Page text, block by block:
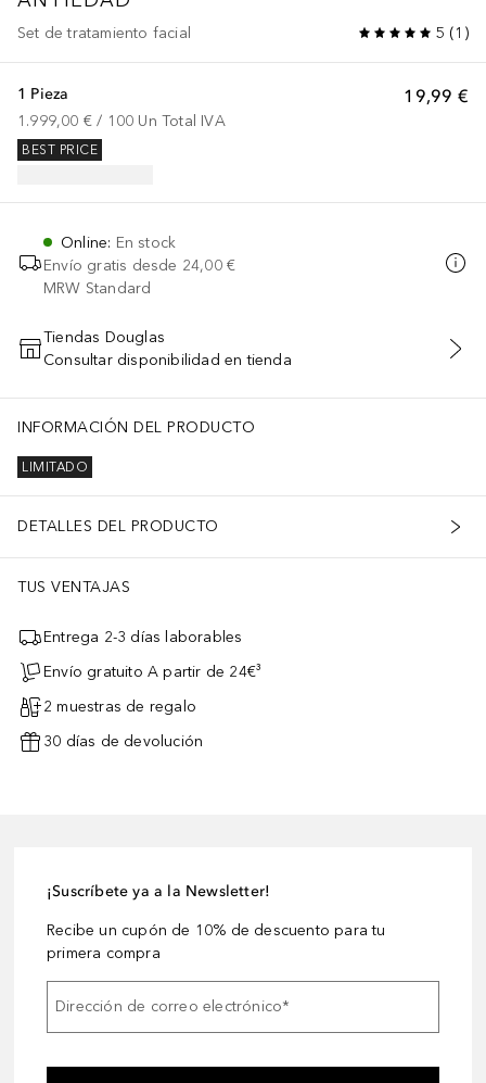
Set de tratamiento facial 5 (1 )
19,99 €
1 Pieza
1.999,00 € / 100 Un Total IVA
BEST PRICE
Online: En stock
Envío gratis desde 24,00 €
MRW Standard
AÑADIR AL CARRITO
Tiendas Douglas
Consultar disponibilidad en tienda
INFORMACIÓN DEL PRODUCTO
LIMITADO
DETALLES DEL PRODUCTO
TUS VENTAJAS
Entrega 2-3 días laborables
Envío gratuito A partir de 24€³
2 muestras de regalo
30 días de devolución
¡Suscríbete ya a la Newsletter!
Recibe un cupón de 10% de descuento para tu
primera compra
Dirección de correo electrónico*